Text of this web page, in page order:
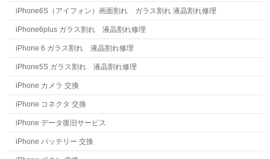
iPhone6S（アイフォン）画面割れ ガラス割れ 液晶割れ修理
iPhone6plus ガラス割れ 液晶割れ修理
iPhone 6 ガラス割れ 液晶割れ修理
iPhone5S ガラス割れ 液晶割れ修理
iPhone カメラ 交換
iPhone コネクタ 交換
iPhone データ復旧サービス
iPhone バッテリー 交換